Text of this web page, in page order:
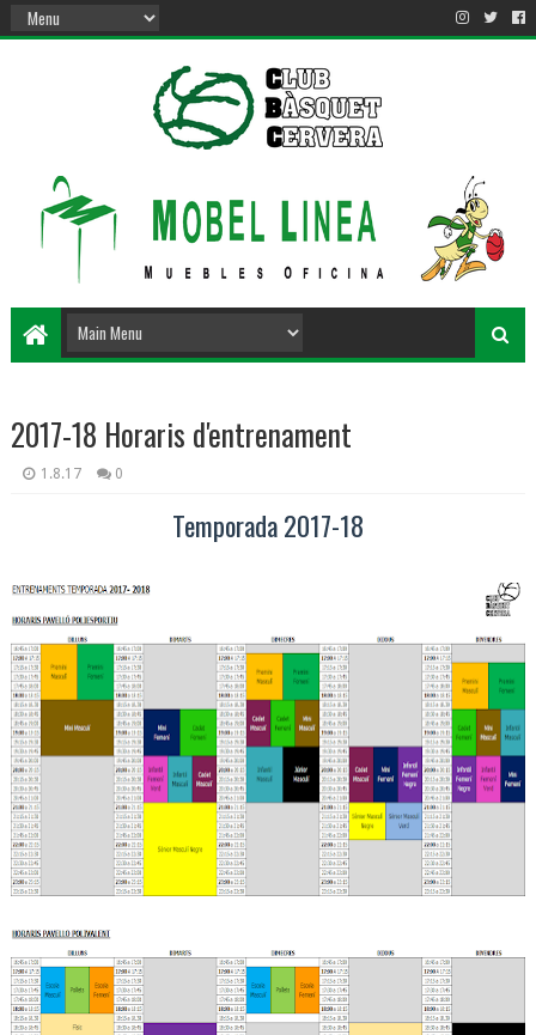
2017-18 Horaris d'entrenament
1.8.17 0
Temporada 2017-18